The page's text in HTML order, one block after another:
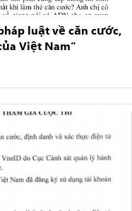
luật về căn cước,
Việt Nam”